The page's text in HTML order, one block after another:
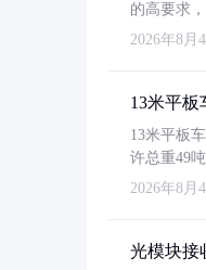
的高要求
2026年8月
13米平板
13米平板
许总重49
2026年8月
光模块接